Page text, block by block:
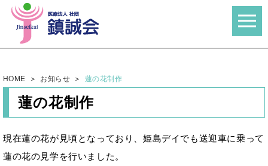
HOME お知らせ 蓮の花制作
蓮の花制作
現在蓮の花が見頃となっており、姫島デイでも送迎車に乗って
蓮の花の見学を行いました。